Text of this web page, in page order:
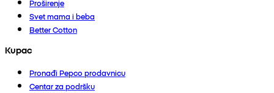
Proširenje
Svet mama i beba
Better Cotton
Kupac
Pronađi Pepco prodavnicu
Centar za podršku